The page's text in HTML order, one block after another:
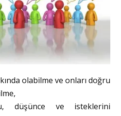
olabilme ve onları doğru
düşünce ve isteklerini